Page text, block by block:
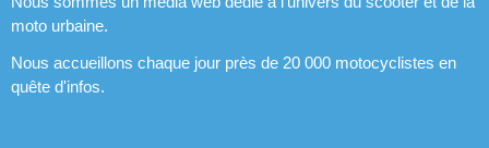
moto urbaine.
Nous accueillons chaque jour près de 20 000 motocyclistes en
quête d'infos.